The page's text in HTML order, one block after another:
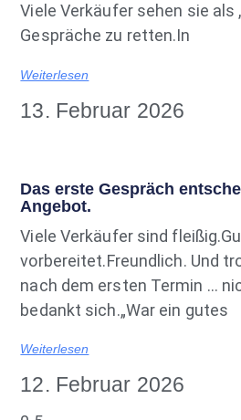
Viele Verkäufer sehen sie als
Gespräche zu retten.In
Weiterlesen
13. Februar 2026
Das erste Gespräch
Angebot.
Viele Verkäufer sind
vorbereitet.Freundlich. Und
nach dem ersten Termin …
bedankt sich.„War ein gutes
Weiterlesen
12. Februar 2026